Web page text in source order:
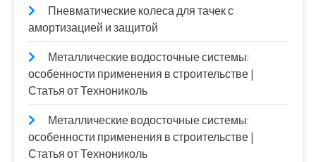
Пневматические колеса для тачек с
амортизацией и защитой
Металлические водосточные системы:
особенности применения в строительстве |
Статья от Технониколь
Металлические водосточные системы:
особенности применения в строительстве |
Статья от Технониколь